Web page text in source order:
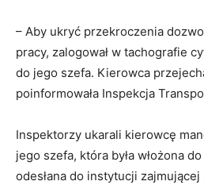
– Aby ukryć przekroczenia
pracy, zalogował w tachografie
do jego szefa. Kierowca
poinformowała Inspekcja
Inspektorzy ukarali kierowcę
jego szefa, która była włożona
odesłana do instytucji